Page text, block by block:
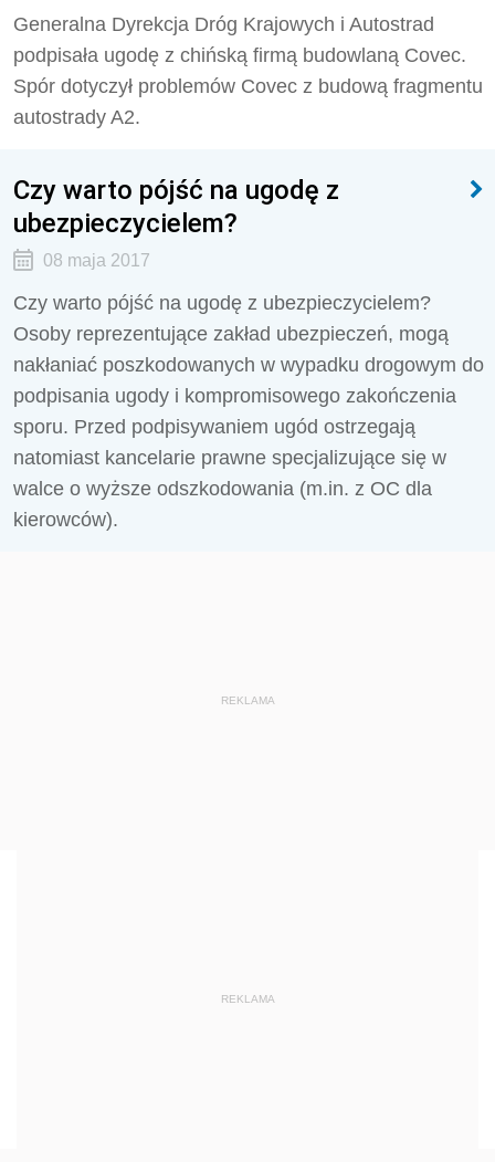
Generalna Dyrekcja Dróg Krajowych i Autostrad
podpisała ugodę z chińską firmą budowlaną Covec.
Spór dotyczył problemów Covec z budową fragmentu
autostrady A2.
Czy warto pójść na ugodę z
ubezpieczycielem?
08 maja 2017
Czy warto pójść na ugodę z ubezpieczycielem?
Osoby reprezentujące zakład ubezpieczeń, mogą
nakłaniać poszkodowanych w wypadku drogowym do
podpisania ugody i kompromisowego zakończenia
sporu. Przed podpisywaniem ugód ostrzegają
natomiast kancelarie prawne specjalizujące się w
walce o wyższe odszkodowania (m.in. z OC dla
kierowców).
REKLAMA
REKLAMA